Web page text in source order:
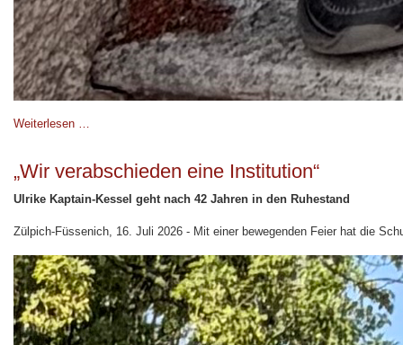
Weiterlesen …
„Wir verabschieden eine Institution“
Ulrike Kaptain-Kessel geht nach 42 Jahren in den Ruhestand
Zülpich-Füssenich, 16. Juli 2026 - Mit einer bewegenden Feier hat die